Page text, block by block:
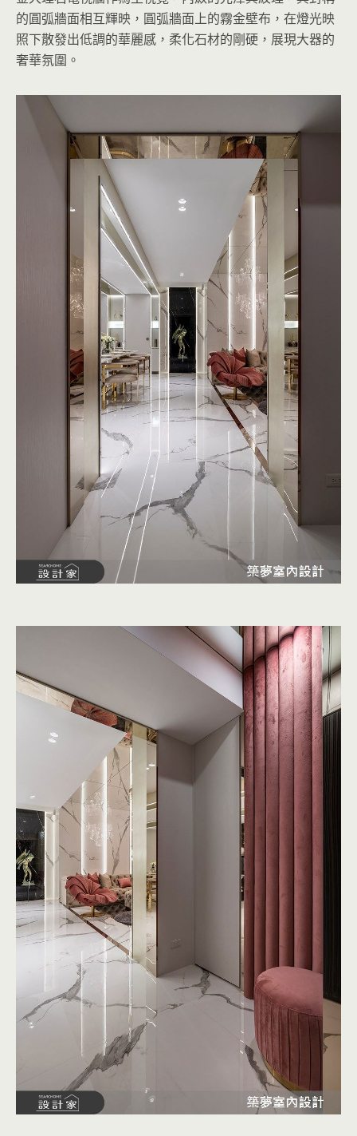
的圓弧牆面相互輝映，圓弧牆面上的霧金壁布，在燈光映
照下散發出低調的華麗感，柔化石材的剛硬，展現大器的
奢華氛圍。